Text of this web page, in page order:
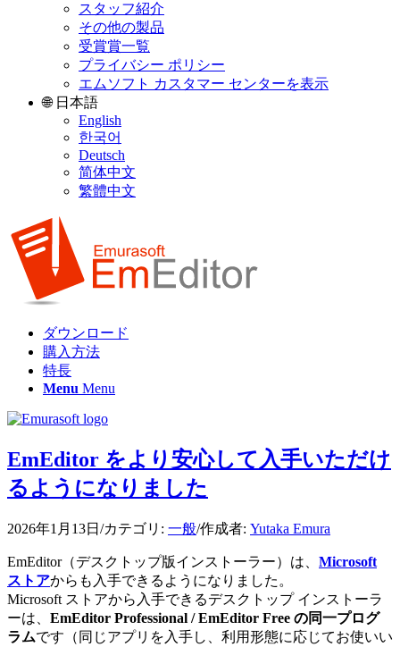
スタッフ紹介
その他の製品
受賞賞一覧
プライバシー ポリシー
エムソフト カスタマー センターを表示
🌐 日本語
English
한국어
Deutsch
简体中文
繁體中文
ダウンロード
購入方法
特長
Menu Menu
EmEditor をより安心して入手いただけ
るようになりました
2026年1月13日 /カテゴリ: 一般/作成者: Yutaka Emura
EmEditor（デスクトップ版インストーラー）は、 Microsoft
ストアからも入手できるようになりました。
Microsoft ストアから入手できるデスクトップ インストーラ
ーは、 EmEditor Professional / EmEditor Free の同一プログ
ラムです（同じアプリを入手し、利用形態に応じてお使いい